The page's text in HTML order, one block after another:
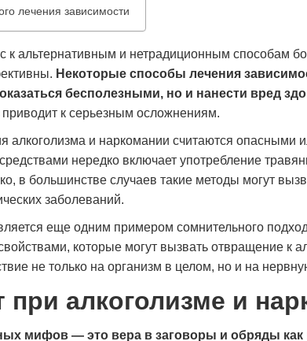
лечения зависимости
к альтернативным и нетрадиционным способам
Некоторые способы лечения
бесполезными, но и нанести вред
приводит к серьезным осложнениям.
алкоголизма и наркомании считаются
нередко включает употребление
в большинстве случаев такие методы могут
заболеваний.
еще одним примером сомнительного
которые могут вызвать отвращение к
не только на организм в целом, но и на
при алкоголизме и
мифов — это вера в заговоры и обряды как